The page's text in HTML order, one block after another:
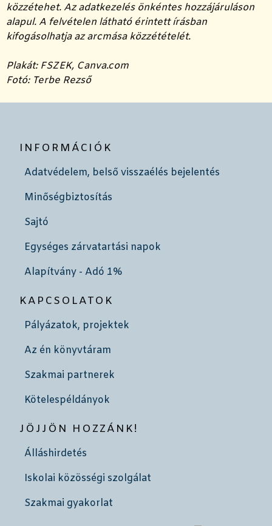
közzétehet. Az adatkezelés önkéntes hozzájáruláson
alapul. A felvételen látható érintett írásban
kifogásolhatja az arcmása közzétételét.
Plakát: FSZEK, Canva.com
Fotó: Terbe Rezső
INFORMÁCIÓK
Adatvédelem, belső visszaélés bejelentés
Minőségbiztosítás
Sajtó
Egységes zárvatartási napok
Alapítvány - Adó 1%
KAPCSOLATOK
Pályázatok, projektek
Az én könyvtáram
Szakmai partnerek
Kötelespéldányok
JÖJJÖN HOZZÁNK!
Álláshirdetés
Iskolai közösségi szolgálat
Szakmai gyakorlat